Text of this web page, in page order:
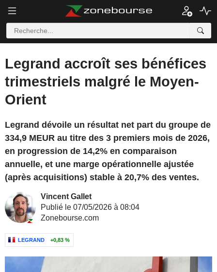
Legrand accroît ses bénéfices
trimestriels malgré le Moyen-
Orient
Legrand dévoile un résultat net part du groupe de
334,9 MEUR au titre des 3 premiers mois de 2026,
en progression de 14,2% en comparaison
annuelle, et une marge opérationnelle ajustée
(après acquisitions) stable à 20,7% des ventes.
Vincent Gallet
Publié le 07/05/2026 à 08:04
Zonebourse.com
LEGRAND +0,83 %